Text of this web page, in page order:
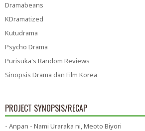
Dramabeans
KDramatized
Kutudrama
Psycho Drama
Purisuka's Random Reviews
Sinopsis Drama dan Film Korea
PROJECT SYNOPSIS/RECAP
- Anpan - Nami Uraraka ni, Meoto Biyori